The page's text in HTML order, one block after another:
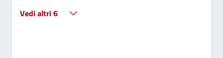
Vedi altri 6